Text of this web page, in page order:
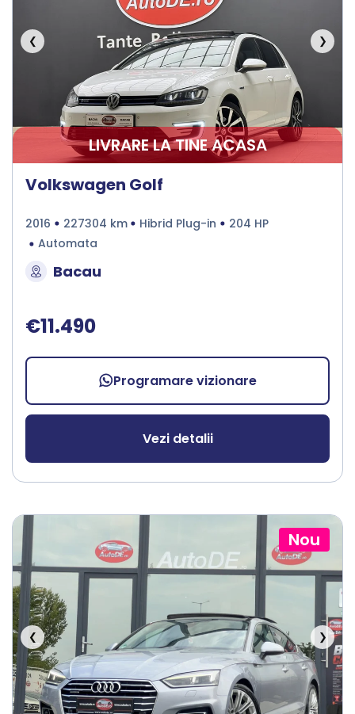
❮ ❯
LIVRARE LA TINE ACASA
Volkswagen Golf
2016 227304 km Hibrid Plug-in
204 HP
Automata
Bacau
€11.490
Programare vizionare
Vezi detalii
Nou
❮ ❯